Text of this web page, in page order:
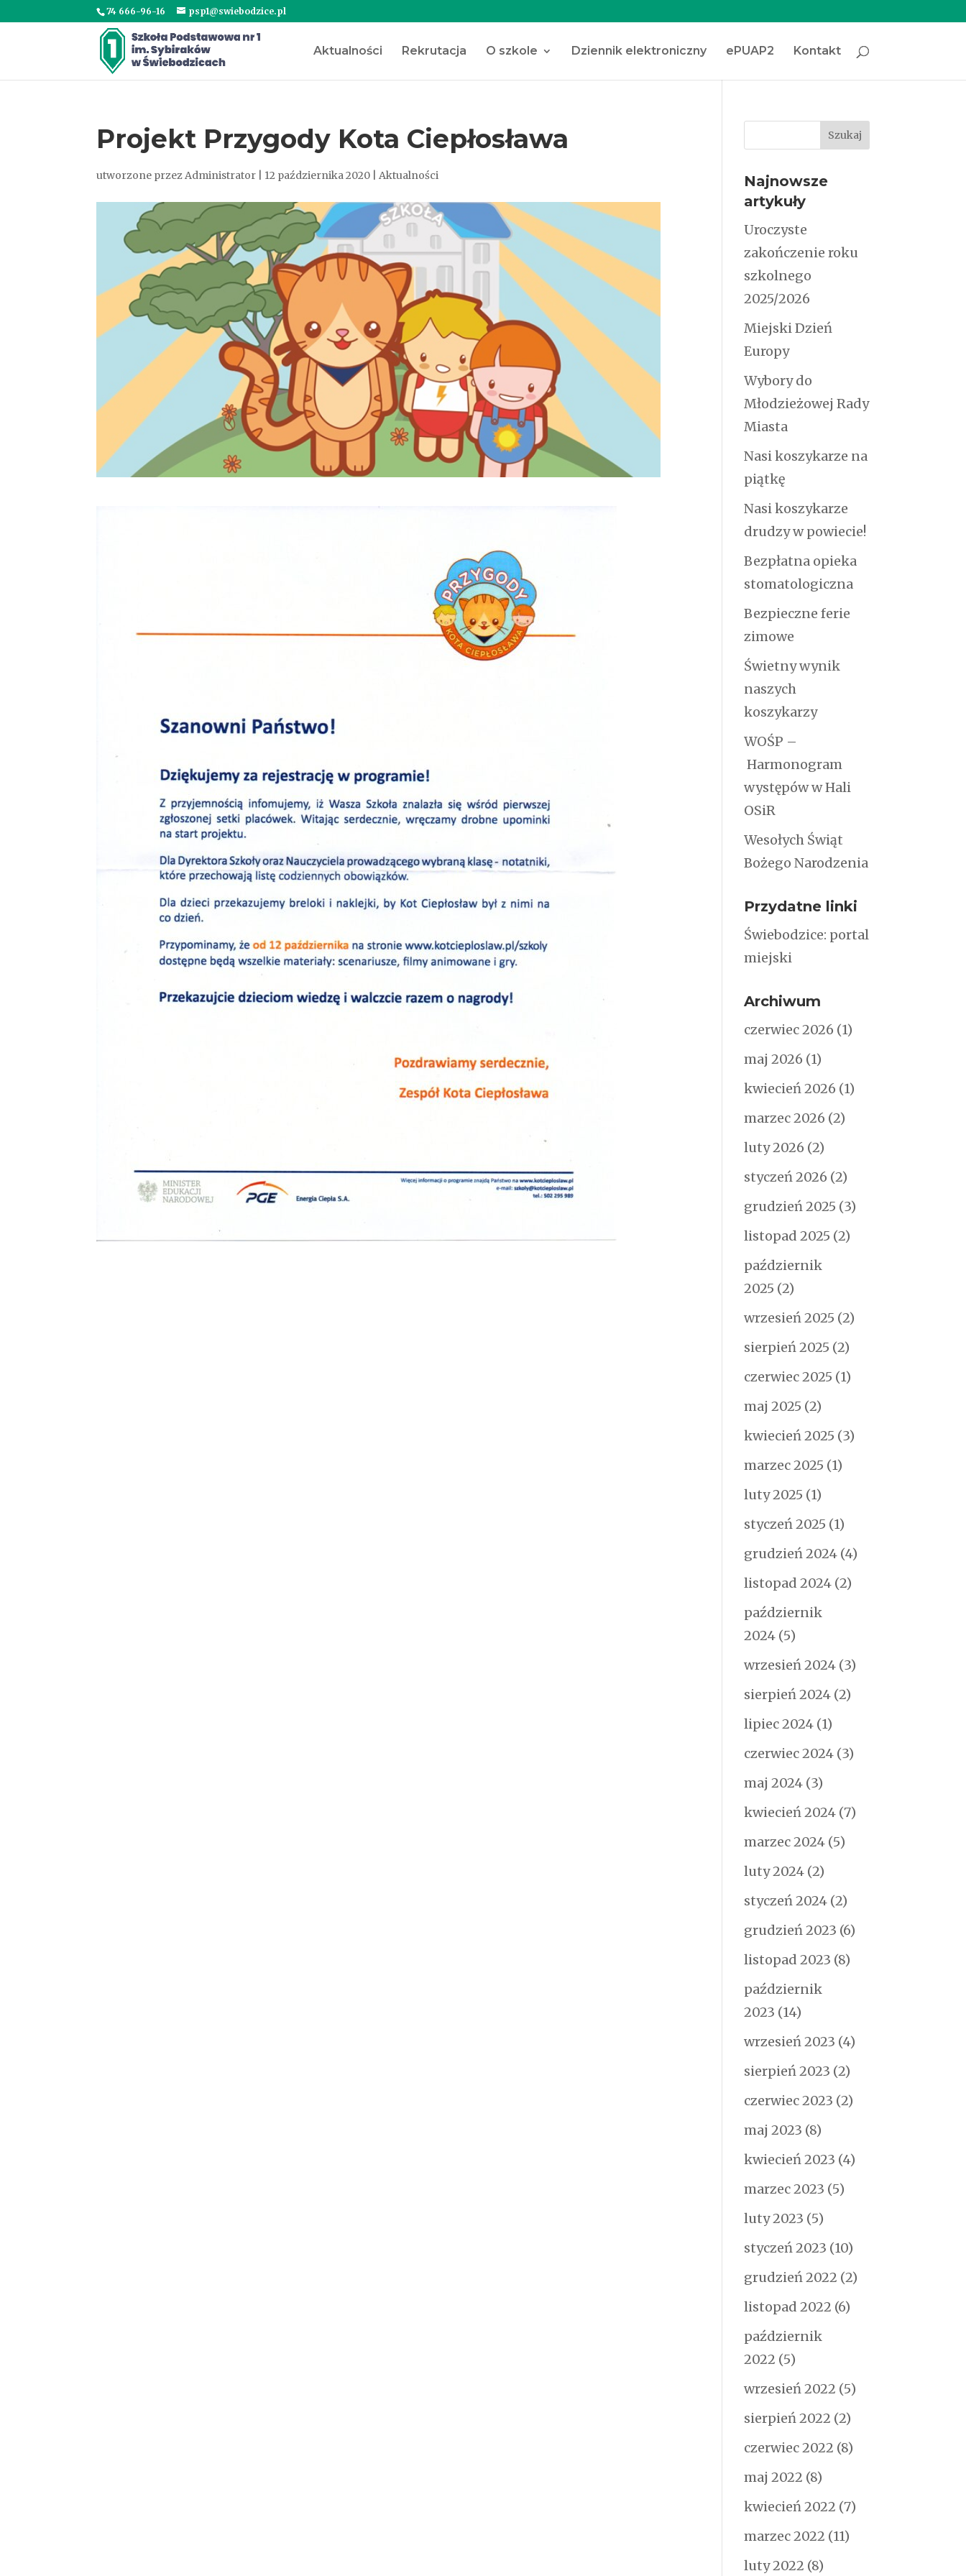
74 666-96-16 psp1@swiebodzice.pl
Aktualności Rekrutacja O szkole Dziennik elektroniczny ePUAP2 Kontakt
Projekt Przygody Kota Ciepłosława
utworzone przezAdministrator 12 października 2020 |Aktualności
Najnowsze
artykuły
Uroczyste
zakończenie roku
szkolnego
2025/2026
Miejski Dzień
Europy
Wybory do
Młodzieżowej Rady
Miasta
Nasi koszykarze na
piątkę
Nasi koszykarze
drudzy w powiecie!
Bezpłatna opieka
stomatologiczna
Bezpieczne ferie
zimowe
Świetny wynik
naszych
koszykarzy
WOŚP –
Harmonogram
występów w Hali
OSiR
Wesołych Świąt
Bożego Narodzenia
Przydatne linki
Świebodzice: portal
miejski
Archiwum
czerwiec 2026 (1)
maj 2026 (1)
kwiecień 2026 (1)
marzec 2026 (2)
luty 2026 (2)
styczeń 2026 (2)
grudzień 2025 (3)
listopad 2025 (2)
październik
2025 (2)
wrzesień 2025 (2)
sierpień 2025 (2)
czerwiec 2025 (1)
maj 2025 (2)
kwiecień 2025 (3)
marzec 2025 (1)
luty 2025 (1)
styczeń 2025 (1)
grudzień 2024 (4)
listopad 2024 (2)
październik
2024 (5)
wrzesień 2024 (3)
sierpień 2024 (2)
lipiec 2024 (1)
czerwiec 2024 (3)
maj 2024 (3)
kwiecień 2024 (7)
marzec 2024 (5)
luty 2024 (2)
styczeń 2024 (2)
grudzień 2023 (6)
listopad 2023 (8)
październik
2023 (14)
wrzesień 2023 (4)
sierpień 2023 (2)
czerwiec 2023 (2)
maj 2023 (8)
kwiecień 2023 (4)
marzec 2023 (5)
luty 2023 (5)
styczeń 2023 (10)
grudzień 2022 (2)
listopad 2022 (6)
październik
2022 (5)
wrzesień 2022 (5)
sierpień 2022 (2)
czerwiec 2022 (8)
maj 2022 (8)
kwiecień 2022 (7)
marzec 2022 (11)
luty 2022 (8)